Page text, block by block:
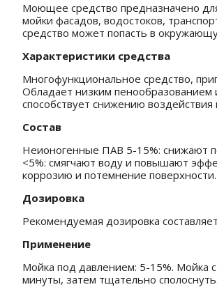
Моющее средство предназначено
мойки фасадов, водостоков,
средство может попасть в
Характеристики средства
Многофункциональное средство,
Обладает низким пенообразованием
способствует снижению
Состав
Неионогенные ПАВ 5-15%: снижают
<5%: смягчают воду и повышают
коррозию и потемнение поверхности.
Дозировка
Рекомендуемая дозировка
Применение
Мойка под давлением: 5-15%. Мойка
минуты, затем тщательно